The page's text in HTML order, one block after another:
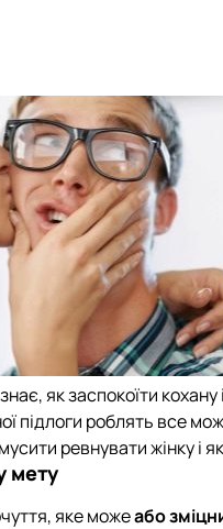
як заспокоїти
підлоги роблять все
ревнувати жінку і
мету
яке можеабо